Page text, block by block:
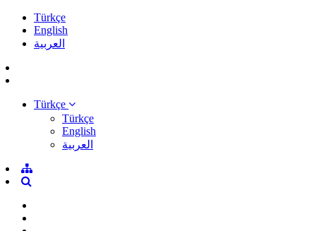
Türkçe
English
العربية
Türkçe
Türkçe
English
العربية